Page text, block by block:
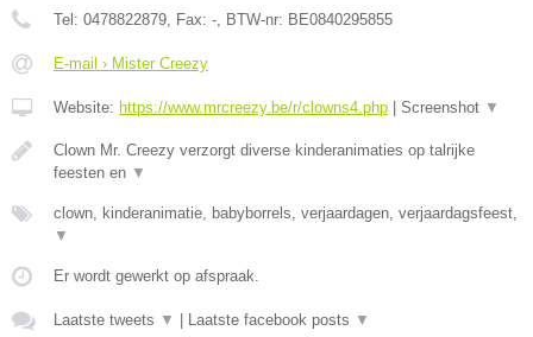
Tel: 0478822879, Fax: -, BTW-nr: BE0840295855
E-mail › Mister Creezy
Website: https://www.mrcreezy.be/r/clowns4.php Screenshot ▼
Clown Mr. Creezy verzorgt diverse kinderanimaties op talrijke
feesten en ▼
clown, kinderanimatie, babyborrels, verjaardagen, verjaardagsfeest,
▼
Er wordt gewerkt op afspraak.
Laatste tweets ▼ Laatste facebook posts ▼